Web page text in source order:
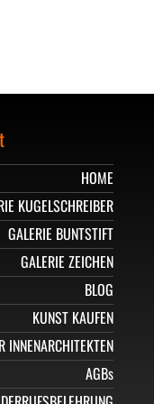
HOME
KUGELSCHREIBER
GALERIE BUNTSTIFT
GALERIE ZEICHEN
BLOG
KUNST KAUFEN
INNENARCHITEKTEN
AGBs